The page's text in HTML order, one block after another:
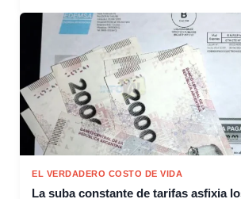
EL VERDADERO COSTO DE VIDA
La suba constante de tarifas asfixia